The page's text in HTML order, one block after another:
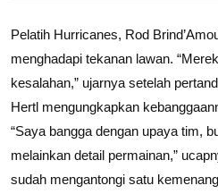
Pelatih Hurricanes, Rod
menghadapi tekanan lawan.
kesalahan,” ujarnya setelah
Hertl mengungkapkan
“Saya bangga dengan upaya tim,
melainkan detail permainan,”
sudah mengantongi satu